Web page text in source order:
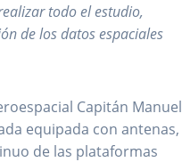
todo el estudio,
de los datos espaciales
Capitán Manuel
equipada con antenas,
de las plataformas